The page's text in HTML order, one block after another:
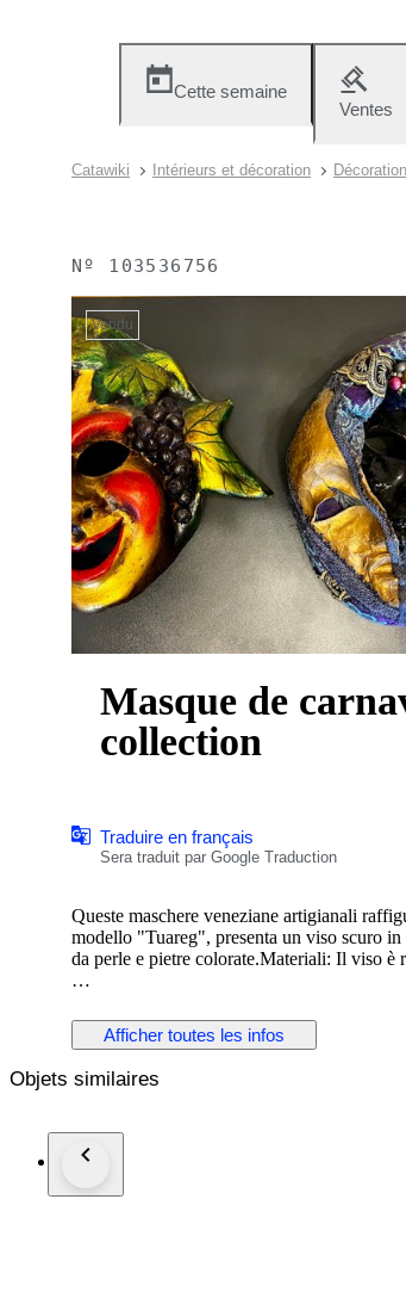
Cette semaine
Ventes
Catawiki Intérieurs et décoration
Nº 103536756
Vendu
Masque de
collection
Traduire en français
Sera traduit par Google Traduction
Queste maschere veneziane artigianali
modello "Tuareg", presenta un viso scuro
da perle e pietre colorate.Materiali: Il viso è
Materiali e Tecnica: È realizzata a mano in
Carnevale di Venezia.
Afficher toutes les infos
Objets similaires